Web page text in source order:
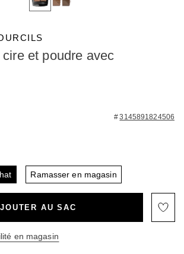
et poudre avec
3145891824506
Ramasser en magasin
AU SAC
en magasin